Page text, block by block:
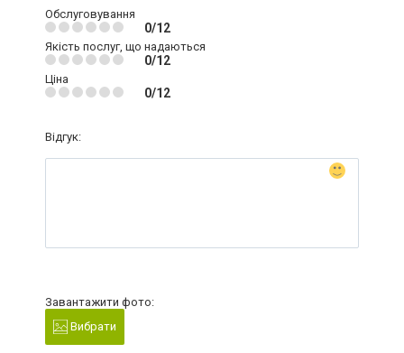
Обслуговування
0/12
Якість послуг, що надаються
0/12
Ціна
0/12
Відгук:
Завантажити фото:
Вибрати